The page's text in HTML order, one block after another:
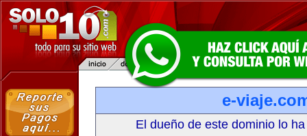
e-
El dueño de este dominio lo